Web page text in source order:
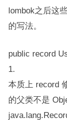
lombok​​之后这
的写法。
public record
1.
本质上 record
的父类不是